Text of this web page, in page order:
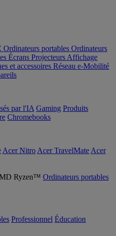
Ordinateurs portables Ordinateurs
Écrans Projecteurs Affichage
et accessoires Réseau e-Mobilité
par l'IA Gaming Produits
Chromebooks
Acer Nitro Acer TravelMate Acer
Ordinateurs portables
Professionnel Éducation